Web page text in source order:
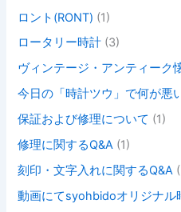
ロント(RONT) (1)
ロータリー時計 (3)
ヴィンテージ・アンティーク
今日の「時計ツウ」で何が悪
保証および修理について (1)
修理に関するQ&A (1)
刻印・文字入れに関するQ&A
動画にてsyohbidoオリジナル